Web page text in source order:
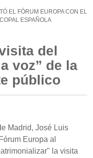
EL FÓRUM EUROPA CON EL
ESPAÑOLA
del
voz” de la
público
Madrid, José Luis
Europa al
la visita